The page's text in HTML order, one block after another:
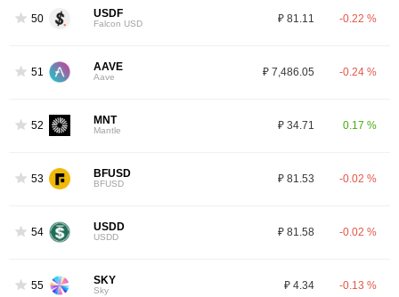
50 USDF
Falcon USD ₽ 81.11 -0.22 %
51 AAVE
Aave ₽ 7,486.05 -0.24 %
52 MNT
Mantle ₽ 34.71 0.17 %
53 BFUSD
BFUSD ₽ 81.53 -0.02 %
54 USDD
USDD ₽ 81.58 -0.02 %
55 SKY
Sky ₽ 4.34 -0.13 %